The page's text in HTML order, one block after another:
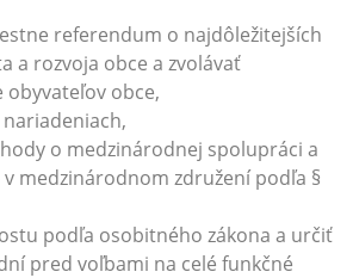
referendum o najdôležitejších
a rozvoja obce a zvolávať
obyvateľov obce,
o medzinárodnej spolupráci a
medzinárodnom združení podľa §
podľa osobitného zákona a určiť
pred voľbami na celé funkčné